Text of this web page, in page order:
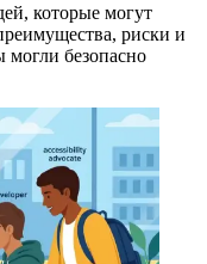
которые могут
риски и
могли безопасно